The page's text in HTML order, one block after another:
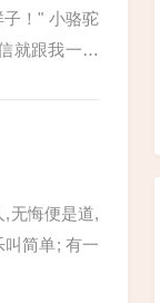
！" 小骆驼
就跟我一起
,无悔便是道,
简单; 有一